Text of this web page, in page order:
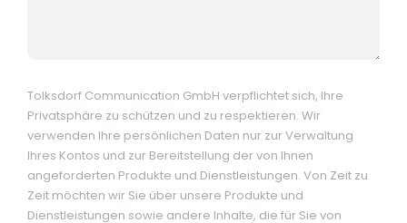
Tolksdorf Communication GmbH verpflichtet sich, Ihre
Privatsphäre zu schützen und zu respektieren. Wir
verwenden Ihre persönlichen Daten nur zur Verwaltung
Ihres Kontos und zur Bereitstellung der von Ihnen
angeforderten Produkte und Dienstleistungen. Von Zeit zu
Zeit möchten wir Sie über unsere Produkte und
Dienstleistungen sowie andere Inhalte, die für Sie von